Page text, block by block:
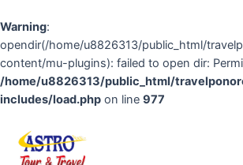
Warning:
opendir(/home/u8826313/public_html/
content/mu-plugins): failed to open dir:
/home/u8826313/public_html/
includes/load.php on line 977